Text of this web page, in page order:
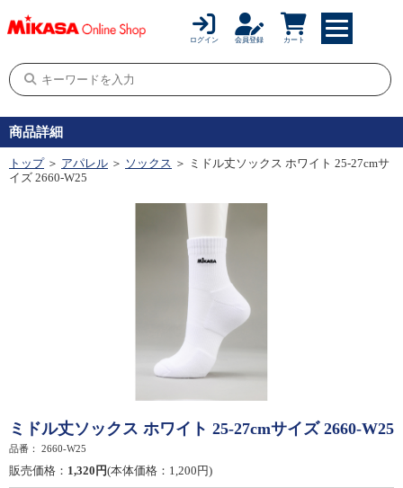
ログイン 会員登録 カート
商品詳細
トップ ＞ アパレル ＞ ソックス ＞ ミドル丈ソックス ホワイト 25-27cmサ
イズ 2660-W25
ミドル丈ソックス ホワイト 25-27cmサイズ 2660-W25
品番： 2660-W25
販売価格： 1,320円(本体価格：1,200円)